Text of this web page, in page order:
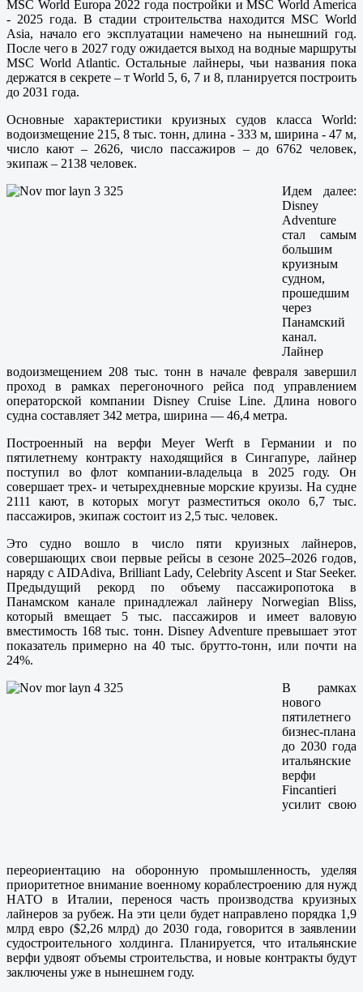
MSC World Europa 2022 года постройки и MSC World America
- 2025 года. В стадии строительства находится MSC World
Asia, начало его эксплуатации намечено на нынешний год.
После чего в 2027 году ожидается выход на водные маршруты
MSC World Atlantic. Остальные лайнеры, чьи названия пока
держатся в секрете – т World 5, 6, 7 и 8, планируется построить
до 2031 года.
Основные характеристики круизных судов класса World:
водоизмещение 215, 8 тыс. тонн, длина - 333 м, ширина - 47 м,
число кают – 2626, число пассажиров – до 6762 человек,
экипаж – 2138 человек.
Идем далее:
Disney
Adventure
стал самым
большим
круизным
судном,
прошедшим
через
Панамский
канал.
Лайнер
водоизмещением 208 тыс. тонн в начале февраля завершил
проход в рамках перегоночного рейса под управлением
операторской компании Disney Cruise Line. Длина нового
судна составляет 342 метра, ширина — 46,4 метра.
Построенный на верфи Meyer Werft в Германии и по
пятилетнему контракту находящийся в Сингапуре, лайнер
поступил во флот компании-владельца в 2025 году. Он
совершает трех- и четырехдневные морские круизы. На судне
2111 кают, в которых могут разместиться около 6,7 тыс.
пассажиров, экипаж состоит из 2,5 тыс. человек.
Это судно вошло в число пяти круизных лайнеров,
совершающих свои первые рейсы в сезоне 2025–2026 годов,
наряду с AIDAdiva, Brilliant Lady, Celebrity Ascent и Star Seeker.
Предыдущий рекорд по объему пассажиропотока в
Панамском канале принадлежал лайнеру Norwegian Bliss,
который вмещает 5 тыс. пассажиров и имеет валовую
вместимость 168 тыс. тонн. Disney Adventure превышает этот
показатель примерно на 40 тыс. брутто-тонн, или почти на
24%.
В рамках
нового
пятилетнего
бизнес-плана
до 2030 года
итальянские
верфи
Fincantieri
усилит свою
переориентацию на оборонную промышленность, уделяя
приоритетное внимание военному кораблестроению для нужд
НАТО в Италии, перенося часть производства круизных
лайнеров за рубеж. На эти цели будет направлено порядка 1,9
млрд евро ($2,26 млрд) до 2030 года, говорится в заявлении
судостроительного холдинга. Планируется, что итальянские
верфи удвоят объемы строительства, и новые контракты будут
заключены уже в нынешнем году.